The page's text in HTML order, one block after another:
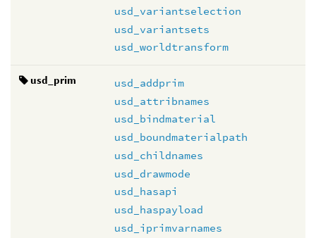
usd_variantselection
usd_variantsets
usd_worldtransform
usd_prim
usd_addprim
usd_attribnames
usd_bindmaterial
usd_boundmaterialpath
usd_childnames
usd_drawmode
usd_hasapi
usd_haspayload
usd_iprimvarnames